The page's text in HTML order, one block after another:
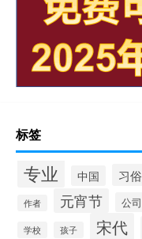
标签
专业 中国 习俗
作者 元宵节 公司
学校 孩子 宋代